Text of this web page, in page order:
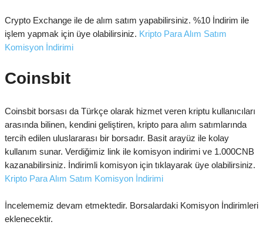
Crypto Exchange ile de alım satım yapabilirsiniz. %10 İndirim ile
işlem yapmak için üye olabilirsiniz. Kripto Para Alım Satım
Komisyon İndirimi
Coinsbit
Coinsbit borsası da Türkçe olarak hizmet veren kriptu kullanıcıları
arasında bilinen, kendini geliştiren, kripto para alım satımlarında
tercih edilen uluslararası bir borsadır. Basit arayüz ile kolay
kullanım sunar. Verdiğimiz link ile komisyon indirimi ve 1.000CNB
kazanabilirsiniz. İndirimli komisyon için tıklayarak üye olabilirsiniz.
Kripto Para Alım Satım Komisyon İndirimi
İncelememiz devam etmektedir. Borsalardaki Komisyon İndirimleri
eklenecektir.